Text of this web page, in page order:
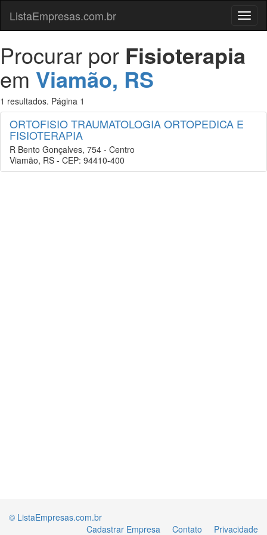
Menu
ListaEmpresas.com.br
Procurar por Fisioterapia
em Viamão, RS
1 resultados. Página 1
ORTOFISIO TRAUMATOLOGIA ORTOPEDICA E
FISIOTERAPIA
R Bento Gonçalves, 754 - Centro
Viamão, RS - CEP: 94410-400
© ListaEmpresas.com.br
Cadastrar Empresa
Contato Privacidade